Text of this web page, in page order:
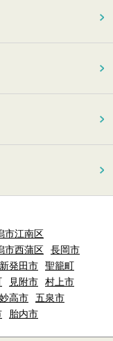
市江南区
市西蒲区
長岡市
新発田市
聖籠町
見附市
村上市
妙高市
五泉市
胎内市